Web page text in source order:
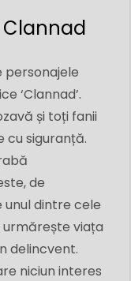
Clannad
personajele
‘Clannad’.
și toți fanii
cu siguranță.
de
unul dintre cele
urmărește viața
delincvent.
niciun interes